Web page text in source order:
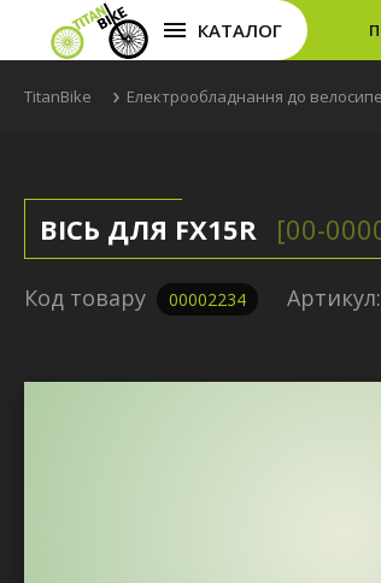
КАТАЛОГ
TitanBike Електрообладнання до
ВІСЬ ДЛЯ FX15R [00-
Код товару 00002234 Артикул: